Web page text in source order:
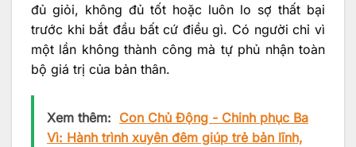
đủ giỏi, không đủ tốt hoặc luôn lo sợ thất bại
trước khi bắt đầu bất cứ điều gì. Có người chỉ vì
một lần không thành công mà tự phủ nhận toàn
bộ giá trị của bản thân.
Xem thêm: Con Chủ Động - Chinh phục Ba
Vì: Hành trình xuyên đêm giúp trẻ bản lĩnh,